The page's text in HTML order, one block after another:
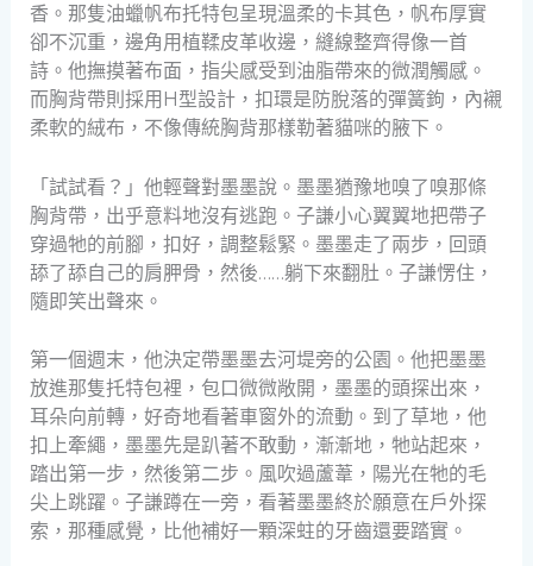
香。那隻油蠟帆布托特包呈現溫柔的卡其色，帆布厚實
卻不沉重，邊角用植鞣皮革收邊，縫線整齊得像一首
詩。他撫摸著布面，指尖感受到油脂帶來的微潤觸感。
而胸背帶則採用H型設計，扣環是防脫落的彈簧鉤，內襯
柔軟的絨布，不像傳統胸背那樣勒著貓咪的腋下。
「試試看？」他輕聲對墨墨說。墨墨猶豫地嗅了嗅那條
胸背帶，出乎意料地沒有逃跑。子謙小心翼翼地把帶子
穿過牠的前腳，扣好，調整鬆緊。墨墨走了兩步，回頭
舔了舔自己的肩胛骨，然後……躺下來翻肚。子謙愣住，
隨即笑出聲來。
第一個週末，他決定帶墨墨去河堤旁的公園。他把墨墨
放進那隻托特包裡，包口微微敞開，墨墨的頭探出來，
耳朵向前轉，好奇地看著車窗外的流動。到了草地，他
扣上牽繩，墨墨先是趴著不敢動，漸漸地，牠站起來，
踏出第一步，然後第二步。風吹過蘆葦，陽光在牠的毛
尖上跳躍。子謙蹲在一旁，看著墨墨終於願意在戶外探
索，那種感覺，比他補好一顆深蛀的牙齒還要踏實。